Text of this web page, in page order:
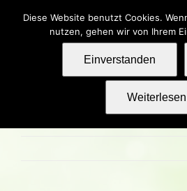
Kontakt Impressum
Aktionsangebot Juli 2026
Diese Website benutzt Cookies.
nutzen, gehen wir von Ihrem
Einverstanden
Weiterlesen